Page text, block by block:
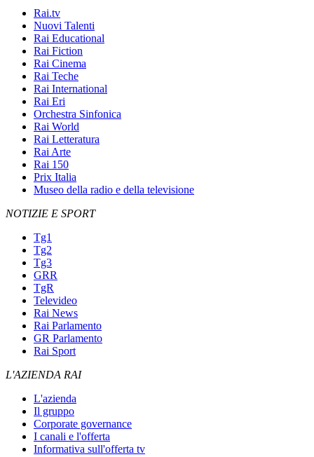
Rai.tv
Nuovi Talenti
Rai Educational
Rai Fiction
Rai Cinema
Rai Teche
Rai International
Rai Eri
Orchestra Sinfonica
Rai World
Rai Letteratura
Rai Arte
Rai 150
Prix Italia
Museo della radio e della televisione
NOTIZIE E SPORT
Tg1
Tg2
Tg3
GRR
TgR
Televideo
Rai News
Rai Parlamento
GR Parlamento
Rai Sport
L'AZIENDA RAI
L'azienda
Il gruppo
Corporate governance
I canali e l'offerta
Informativa sull'offerta tv